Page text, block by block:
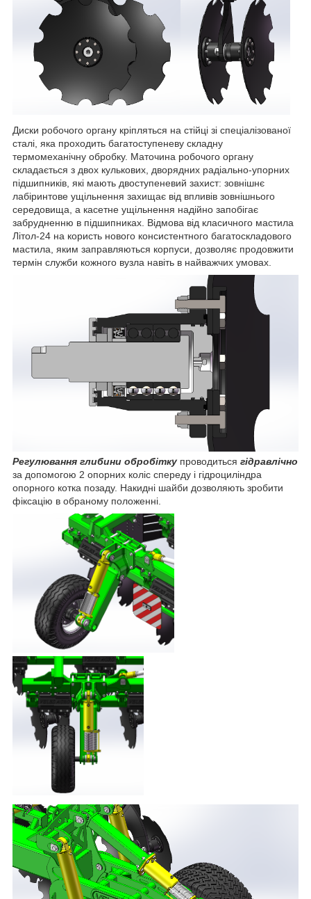
Диски робочого органу кріпляться на стійці зі спеціалізованої
сталі, яка проходить багатоступеневу складну
термомеханічну обробку. Маточина робочого органу
складається з двох кулькових, дворядних радіально-упорних
підшипників, які мають двоступеневий захист: зовнішнє
лабіринтове ущільнення захищає від впливів зовнішнього
середовища, а касетне ущільнення надійно запобігає
забрудненню в підшипниках. Відмова від класичного мастила
Літол-24 на користь нового консистентного багатоскладового
мастила, яким заправляються корпуси, дозволяє продовжити
термін служби кожного вузла навіть в найважчих умовах.
Регулювання глибини обробітку проводиться гідравлічно
за допомогою 2 опорних коліс спереду і гідроциліндра
опорного котка позаду. Накидні шайби дозволяють зробити
фіксацію в обраному положенні.